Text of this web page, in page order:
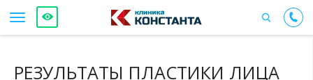
РЕЗУЛЬТАТЫ ПЛАСТИКИ ЛИЦА